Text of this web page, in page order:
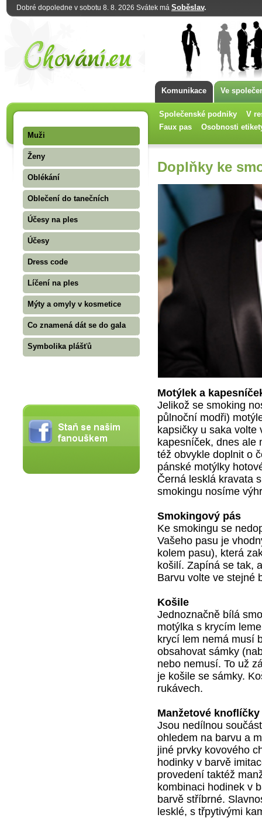
Dobré dopoledne v sobotu 8. 8. 2026 Svátek má Soběslav.
Komunikace Ve
Společenské podniky
V
Faux pas
Osobnosti
Muži
Ženy
Oblékání
Oblečení do tanečních
Účesy na ples
Účesy
Dress code
Líčení na ples
Mýty a omyly v kosmetice
Co znamená dát se do gala
Symbolika plášťů
Doplňky ke
Motýlek a
Jelikož se smoking
půlnoční modři)
kapsičky u saka volte
kapesníček, dnes ale
též obvykle doplnit o
pánské motýlky
Černá lesklá kravata
smokingu nosíme
Smokingový pás
Ke smokingu se
Vašeho pasu je
kolem pasu), která
košilí. Zapíná se tak,
Barvu volte ve stejné
Košile
Jednoznačně bílá
motýlka s krycím
krycí lem nemá musí
obsahovat sámky
nebo nemusí. To už
je košile se sámky.
rukávech.
Manžetové knoflíčky
Jsou nedílnou
ohledem na barvu a
jiné prvky kovového
hodinky v barvě
provedení taktéž
kombinaci hodinek v
barvě stříbrné.
lesklé, s třpytivými